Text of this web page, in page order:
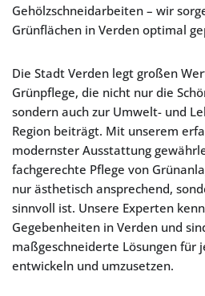
Gehölzschneidarbeiten – wir
Grünflächen in Verden optimal
Die Stadt Verden legt großen
Grünpflege, die nicht nur die
sondern auch zur Umwelt- und
Region beiträgt. Mit unserem
modernster Ausstattung
fachgerechte Pflege von
nur ästhetisch ansprechend,
sinnvoll ist. Unsere Experten
Gegebenheiten in Verden und
maßgeschneiderte Lösungen für
entwickeln und umzusetzen.